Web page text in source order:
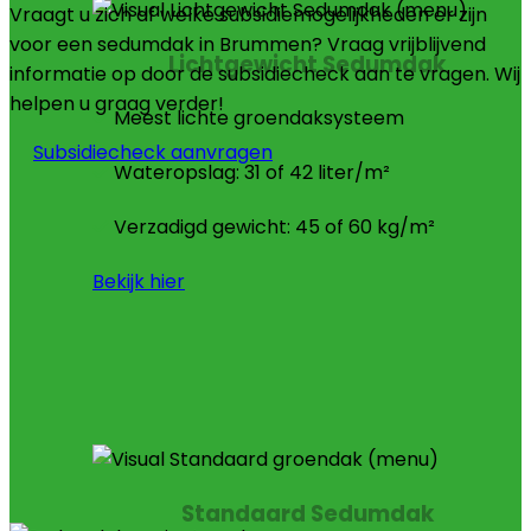
Lichtgewicht Sedumdak
Meest lichte groendaksysteem
Wateropslag: 31 of 42 liter/m²
Verzadigd gewicht: 45 of 60 kg/m²
Bekijk hier
Standaard Sedumdak
Vraagt u zich af welke subsidiemogelijkheden er zijn
voor een sedumdak in Brummen? Vraag vrijblijvend
informatie op door de subsidiecheck aan te vragen. Wij
helpen u graag verder!
Subsidiecheck aanvragen